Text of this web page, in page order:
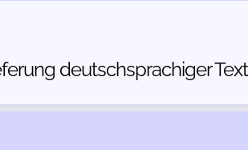
deutschsprachiger